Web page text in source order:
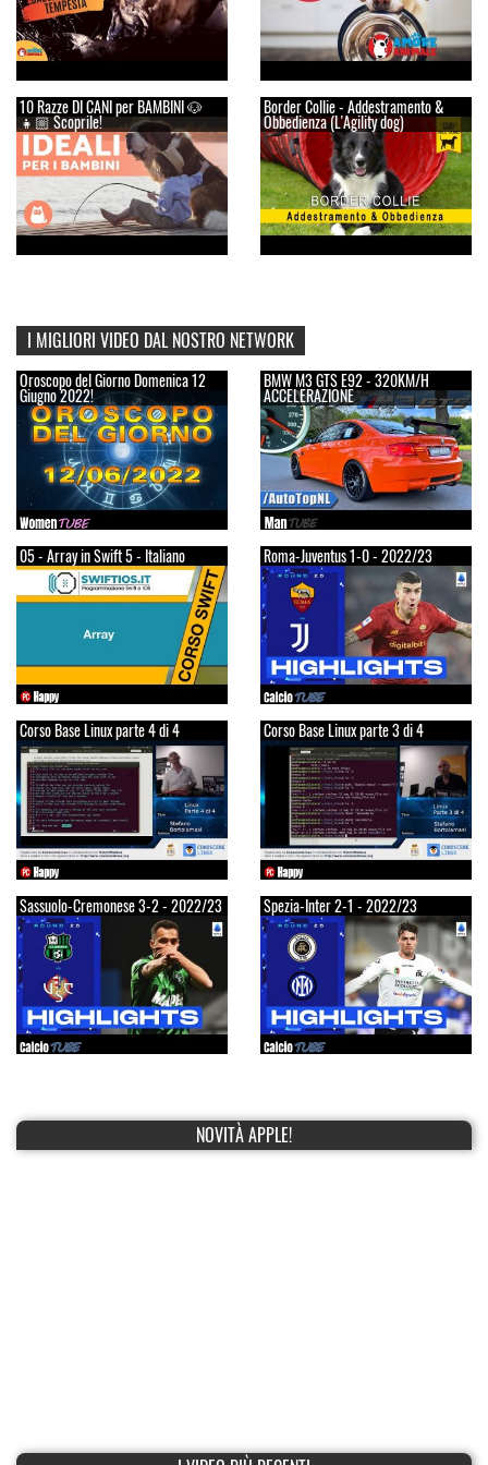
10 Razze DI CANI per BAMBINI 🐶
👧🏼 Scoprile!
Border Collie - Addestramento &
Obbedienza (L'Agility dog)
I MIGLIORI VIDEO DAL NOSTRO NETWORK
Oroscopo del Giorno Domenica 12
Giugno 2022!
BMW M3 GTS E92 - 320KM/H
ACCELERAZIONE
05 - Array in Swift 5 - Italiano Roma-Juventus 1-0 - 2022/23
Corso Base Linux parte 4 di 4 Corso Base Linux parte 3 di 4
Sassuolo-Cremonese 3-2 - 2022/23 Spezia-Inter 2-1 - 2022/23
NOVITÀ APPLE!